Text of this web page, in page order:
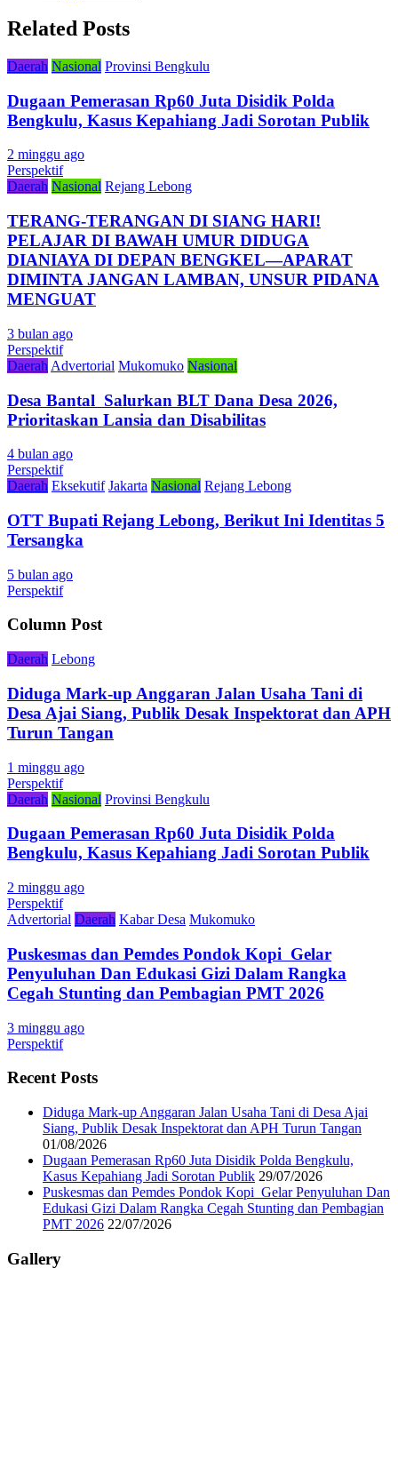
Related Posts
Daerah Nasional Provinsi Bengkulu
Dugaan Pemerasan Rp60 Juta Disidik Polda
Bengkulu, Kasus Kepahiang Jadi Sorotan Publik
2 minggu ago
Perspektif
Daerah Nasional Rejang Lebong
TERANG-TERANGAN DI SIANG HARI!
PELAJAR DI BAWAH UMUR DIDUGA
DIANIAYA DI DEPAN BENGKEL—APARAT
DIMINTA JANGAN LAMBAN, UNSUR PIDANA
MENGUAT
3 bulan ago
Perspektif
Daerah Advertorial Mukomuko Nasional
Desa Bantal Salurkan BLT Dana Desa 2026,
Prioritaskan Lansia dan Disabilitas
4 bulan ago
Perspektif
Daerah Eksekutif Jakarta Nasional Rejang Lebong
OTT Bupati Rejang Lebong, Berikut Ini Identitas 5
Tersangka
5 bulan ago
Perspektif
Column Post
Daerah Lebong
Diduga Mark-up Anggaran Jalan Usaha Tani di
Desa Ajai Siang, Publik Desak Inspektorat dan APH
Turun Tangan
1 minggu ago
Perspektif
Daerah Nasional Provinsi Bengkulu
Dugaan Pemerasan Rp60 Juta Disidik Polda
Bengkulu, Kasus Kepahiang Jadi Sorotan Publik
2 minggu ago
Perspektif
Advertorial Daerah Kabar Desa Mukomuko
Puskesmas dan Pemdes Pondok Kopi Gelar
Penyuluhan Dan Edukasi Gizi Dalam Rangka
Cegah Stunting dan Pembagian PMT 2026
3 minggu ago
Perspektif
Recent Posts
Diduga Mark-up Anggaran Jalan Usaha Tani di Desa Ajai
Siang, Publik Desak Inspektorat dan APH Turun Tangan
01/08/2026
Dugaan Pemerasan Rp60 Juta Disidik Polda Bengkulu,
Kasus Kepahiang Jadi Sorotan Publik 29/07/2026
Puskesmas dan Pemdes Pondok Kopi Gelar Penyuluhan Dan
Edukasi Gizi Dalam Rangka Cegah Stunting dan Pembagian
PMT 2026 22/07/2026
Gallery